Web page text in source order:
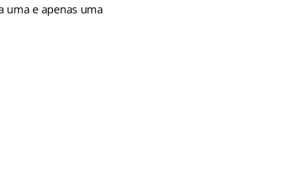
uma e apenas uma